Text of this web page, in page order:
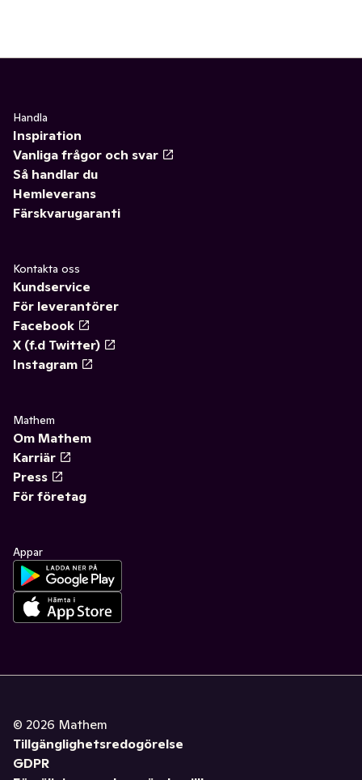
Handla
Inspiration
Vanliga frågor och svar
Så handlar du
Hemleverans
Färskvarugaranti
Kontakta oss
Kundservice
För leverantörer
Facebook
X (f.d Twitter)
Instagram
Mathem
Om Mathem
Karriär
Press
För företag
Appar
© 2026 Mathem
Tillgänglighetsredogörelse
GDPR